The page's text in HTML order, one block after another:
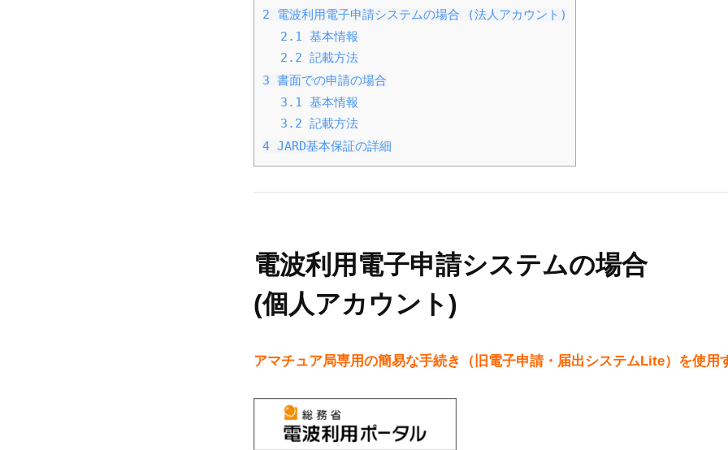
計
載
14
Takahisa
2 電波利用電子申請システムの場合 (法人アカウント)
2.1 基本情報
2.2 記載方法
3 書面での申請の場合
3.1 基本情報
3.2 記載方法
4 JARD基本保証の詳細
電波利用電子申請システムの場合
(個人アカウント)
アマチュア局専用の簡易な手続き（旧電子申請・届出システムLite）を使用